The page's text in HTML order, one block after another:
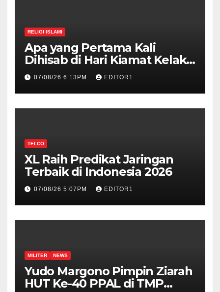
RELIGI ISLAMI
Apa yang Pertama Kali
Dihisab di Hari Kiamat Kelak?,
Ini Jawabannya!
07/08/26 6:13PM EDITOR1
TELCO
XL Raih Predikat Jaringan
Terbaik di Indonesia 2026
07/08/26 5:07PM EDITOR1
MILITER NEWS
Yudo Margono Pimpin Ziarah
HUT Ke-40 PPAL di TMP